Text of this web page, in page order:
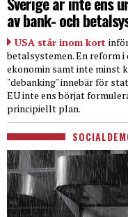
av bank- och
USA står inom kort
betalsystemen. En reform
ekonomin samt inte minst
"debanking" innebär för
EU inte ens börjat
principiellt plan.